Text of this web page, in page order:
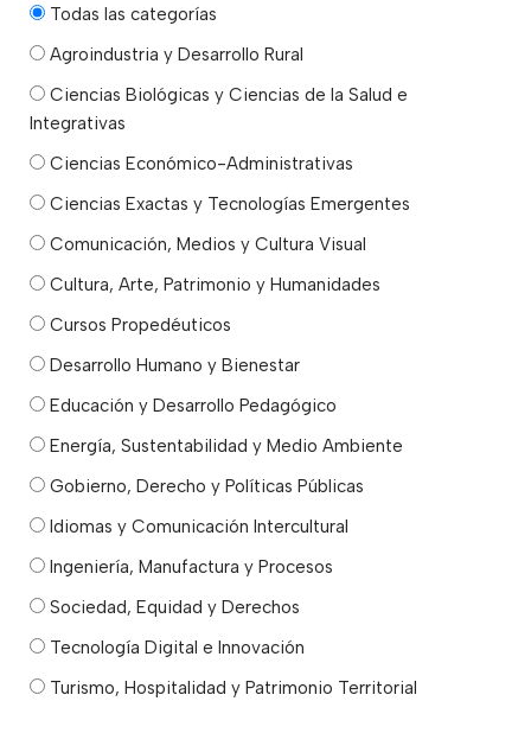
Todas las categorías
Agroindustria y Desarrollo Rural
Ciencias Biológicas y Ciencias de la Salud e
Integrativas
Ciencias Económico-Administrativas
Ciencias Exactas y Tecnologías Emergentes
Comunicación, Medios y Cultura Visual
Cultura, Arte, Patrimonio y Humanidades
Cursos Propedéuticos
Desarrollo Humano y Bienestar
Educación y Desarrollo Pedagógico
Energía, Sustentabilidad y Medio Ambiente
Gobierno, Derecho y Políticas Públicas
Idiomas y Comunicación Intercultural
Ingeniería, Manufactura y Procesos
Sociedad, Equidad y Derechos
Tecnología Digital e Innovación
Turismo, Hospitalidad y Patrimonio Territorial